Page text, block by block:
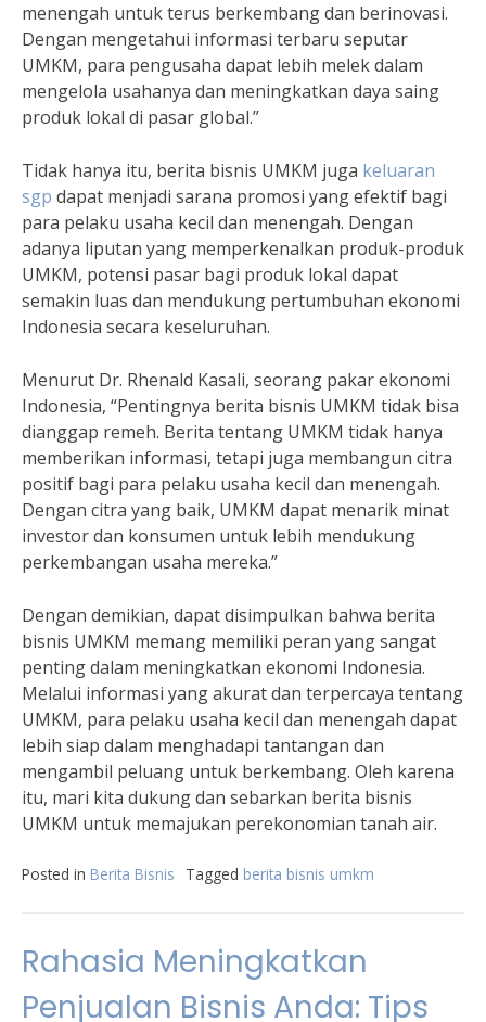
menengah untuk terus berkembang dan berinovasi.
Dengan mengetahui informasi terbaru seputar
UMKM, para pengusaha dapat lebih melek dalam
mengelola usahanya dan meningkatkan daya saing
produk lokal di pasar global.”
Tidak hanya itu, berita bisnis UMKM juga keluaran
sgp dapat menjadi sarana promosi yang efektif bagi
para pelaku usaha kecil dan menengah. Dengan
adanya liputan yang memperkenalkan produk-produk
UMKM, potensi pasar bagi produk lokal dapat
semakin luas dan mendukung pertumbuhan ekonomi
Indonesia secara keseluruhan.
Menurut Dr. Rhenald Kasali, seorang pakar ekonomi
Indonesia, “Pentingnya berita bisnis UMKM tidak bisa
dianggap remeh. Berita tentang UMKM tidak hanya
memberikan informasi, tetapi juga membangun citra
positif bagi para pelaku usaha kecil dan menengah.
Dengan citra yang baik, UMKM dapat menarik minat
investor dan konsumen untuk lebih mendukung
perkembangan usaha mereka.”
Dengan demikian, dapat disimpulkan bahwa berita
bisnis UMKM memang memiliki peran yang sangat
penting dalam meningkatkan ekonomi Indonesia.
Melalui informasi yang akurat dan terpercaya tentang
UMKM, para pelaku usaha kecil dan menengah dapat
lebih siap dalam menghadapi tantangan dan
mengambil peluang untuk berkembang. Oleh karena
itu, mari kita dukung dan sebarkan berita bisnis
UMKM untuk memajukan perekonomian tanah air.
Posted in Berita Bisnis Tagged berita bisnis umkm
Rahasia Meningkatkan
Penjualan Bisnis Anda: Tips